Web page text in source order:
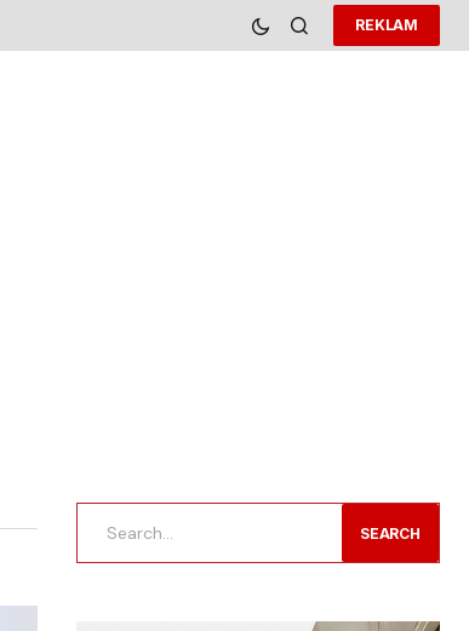
REKLAM
SEARCH